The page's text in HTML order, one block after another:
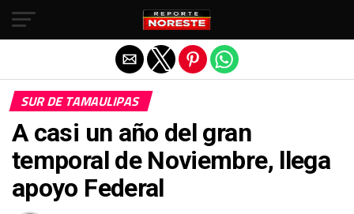
SUR DE TAMAULIPAS
A casi un año del gran
temporal de Noviembre, llega
apoyo Federal
Salir de la versión móvil